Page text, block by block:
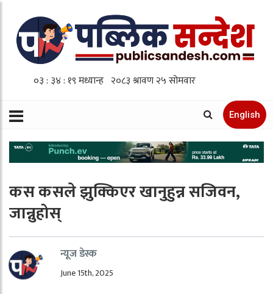
English
कस कसले झुक्किएर खानुहुन्न सजिवन,
जान्नुहोस्
न्यूज डेस्क
June 15th, 2025